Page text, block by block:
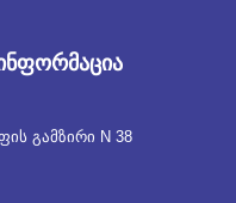
გამზირი N 38